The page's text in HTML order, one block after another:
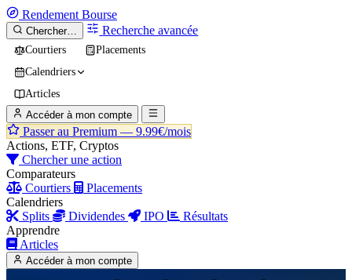
Rendement Bourse
Chercher… Recherche avancée
Courtiers
Placements
Calendriers
Articles
Accéder à mon compte
Passer au Premium — 9.99€/mois
Actions, ETF, Cryptos
Chercher une action
Comparateurs
Courtiers
Placements
Calendriers
Splits
Dividendes IPO
Résultats
Apprendre
Articles
Accéder à mon compte